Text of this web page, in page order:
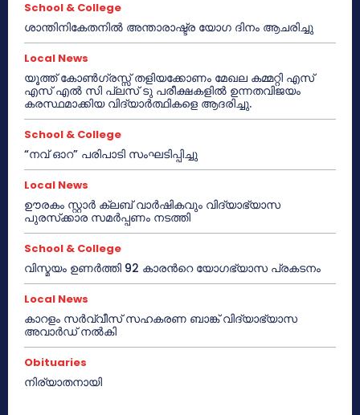
School & College
ശാന്തിനികേതനിൽ അന്താരാഷ്ട്ര യോഗ ദിനം ആചരിച്ചു
Local News
യൂത്ത് കോൺഗ്രസ്സ് തളിയക്കോണം മേഖല കമ്മറ്റി എസ്
എസ് എൽ സി പ്ലസ് ടു പരീക്ഷകളിൽ ഉന്നതവിജയം
കരസ്ഥമാക്കിയ വിദ്യാർത്ഥികളെ ആദരിച്ചു.
School & College
“നവ് ഓറ” പരിപാടി സംഘടിപ്പിച്ചു
Local News
ഊരകം സ്റ്റാർ ക്ലബ് വാർഷികവും വിദ്യാഭ്യാസ
പുരസ്‌ക്കാര സമർപ്പണം നടത്തി
School & College
വിസ്മയം ഉണർത്തി 92 കാരൻറെ യോഗഭ്യാസ പ്രകടനം
Local News
കാറളം സർവ്വീസ് സഹകരണ ബാങ്ക് വിദ്യാഭ്യാസ
അവാർഡ് നൽകി
Obituaries
നിര്യാതനായി